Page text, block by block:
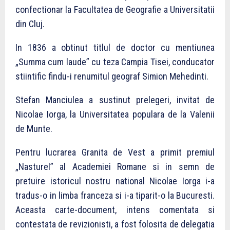
confectionar la Facultatea de Geografie a Universitatii
din Cluj.
In 1836 a obtinut titlul de doctor cu mentiunea
„Summa cum laude” cu teza Campia Tisei, conducator
stiintific findu-i renumitul geograf Simion Mehedinti.
Stefan Manciulea a sustinut prelegeri, invitat de
Nicolae Iorga, la Universitatea populara de la Valenii
de Munte.
Pentru lucrarea Granita de Vest a primit premiul
„Nasturel” al Academiei Romane si in semn de
pretuire istoricul nostru national Nicolae Iorga i-a
tradus-o in limba franceza si i-a tiparit-o la Bucuresti.
Aceasta carte-document, intens comentata si
contestata de revizionisti, a fost folosita de delegatia